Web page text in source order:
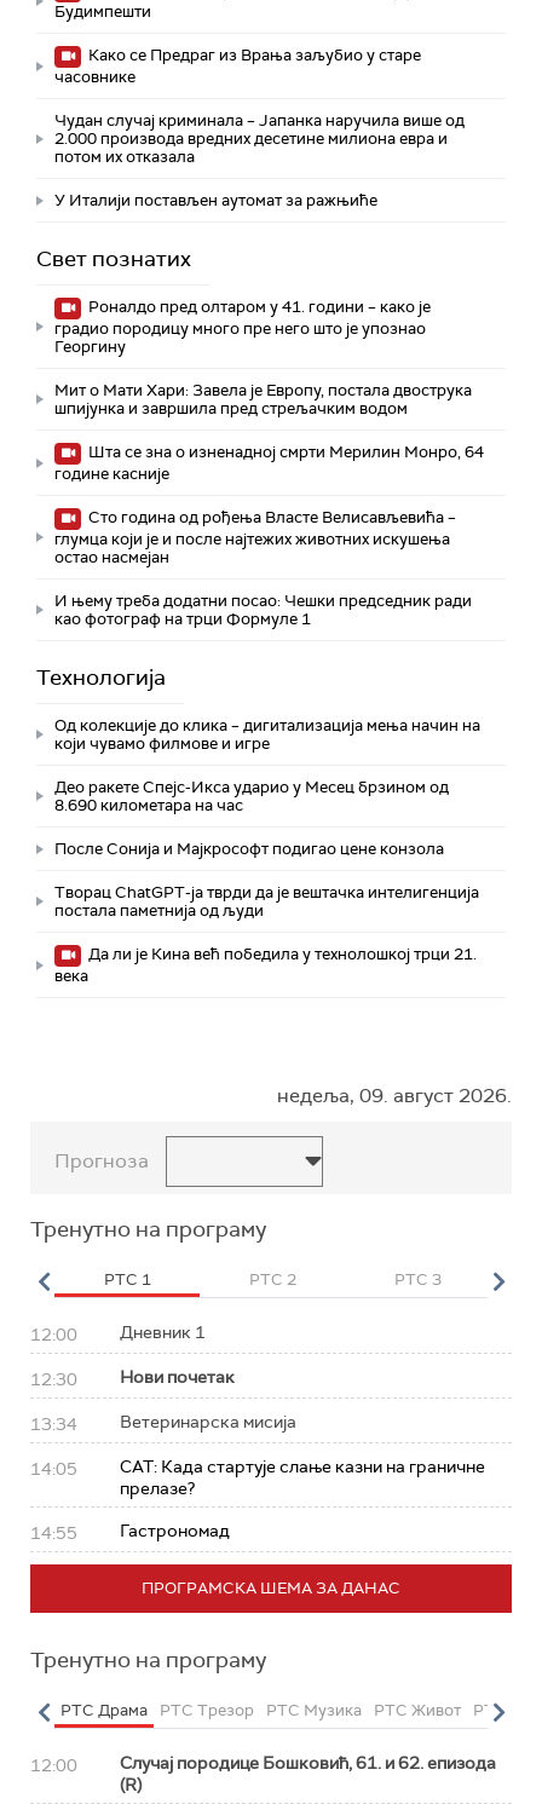
Будимпешти
Како се Предраг из Врања заљубио у старе
часовнике
Чудан случај криминала – Јапанка наручила више од
2.000 производа вредних десетине милиона евра и
потом их отказала
У Италији постављен аутомат за ражњиће
Свет познатих
Роналдо пред олтаром у 41. години – како је
градио породицу много пре него што је упознао
Георгину
Мит о Мати Хари: Завела је Европу, постала двострука
шпијунка и завршила пред стрељачким водом
Шта се зна о изненадној смрти Мерилин Монро, 64
године касније
Сто година од рођења Власте Велисављевића –
глумца који је и после најтежих животних искушења
остао насмејан
И њему треба додатни посао: Чешки председник ради
као фотограф на трци Формуле 1
Технологијa
Од колекције до клика – дигитализација мења начин на
који чувамо филмове и игре
Део ракете Спејс-Икса ударио у Месец брзином од
8.690 километара на час
После Сонија и Мајкрософт подигао цене конзола
Творац ChatGPT-ја тврди да је вештачка интелигенција
постала паметнија од људи
Да ли је Кина већ победила у технолошкој трци 21.
века
недеља, 09. август 2026.
Прогноза
Тренутно на програму
РТС 1 РТС 2 РТС 3
12:00 Дневник 1
12:30 Нови почетак
13:34 Ветеринарска мисија
14:05
САТ: Када стартује слање казни на граничне
прелазе?
14:55 Гастрономад
ПРОГРАМСКА ШЕМА ЗА ДАНАС
Тренутно на програму
РТС Драма РТС Трезор РТС Музика РТС Живот РТС
12:00
Случај породице Бошковић, 61. и 62. епизода
(R)